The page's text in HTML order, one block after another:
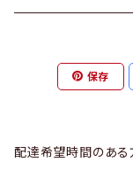
テラサイエンス
保存
配達希望時間のある